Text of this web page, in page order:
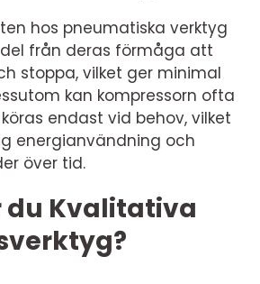
hos pneumatiska verktyg
från deras förmåga att
stoppa, vilket ger minimal
kan kompressorn ofta
endast vid behov, vilket
energianvändning och
över tid.
du Kvalitativa